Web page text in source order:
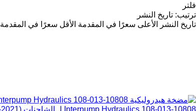
فلتر
ترتيب: تاريخ النشر
تاريخ النشر
الأعلى سعرًا في المقدمة الأقل سعرًا في المقدمة
Interpump Hydraulics 108-013-10808 لـ الشاحنات MAN TGL, TGM, TGS, TGX (2005-2021)